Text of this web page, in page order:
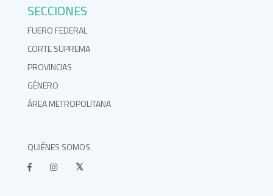
SECCIONES
FUERO FEDERAL
CORTE SUPREMA
PROVINCIAS
GÉNERO
ÁREA METROPOLITANA
QUIÉNES SOMOS